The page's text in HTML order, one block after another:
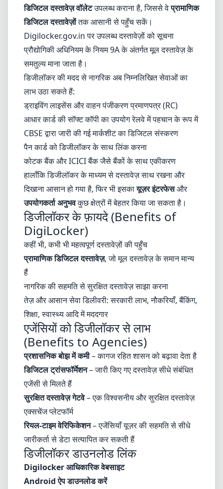
डिजिटल दस्तावेज़ वॉलेटउपलब्ध कराना है, जिससे वेप्रामाणिक
डिजिटल दस्तावेज़ोंतक आसानी से पहुँच सकें।
Digilocker.gov.inपर उपलब्ध दस्तावेज़ों को सूचना
प्रौद्योगिकी अधिनियम के नियम 9A के अंतर्गत मूल दस्तावेज़ के
समतुल्य माना जाता है।
डिजीलॉकर की मदद से नागरिक अब निम्नलिखित सेवाओं का
लाभ उठा सकते हैं:
ड्राइविंग लाइसेंस और वाहन पंजीकरण प्रमाणपत्र (RC)
आधार कार्ड की सॉफ्ट कॉपी का उपयोग रेलवे में पहचान के रूप में
CBSE द्वारा जारी की गई मार्कशीट का डिजिटल संस्करण
पैन कार्ड को डिजीलॉकर के साथ लिंक करना
कोटक बैंक और ICICI बैंक जैसे बैंकों के साथ एकीकरण
हालाँकि डिजीलॉकर के माध्यम से दस्तावेज़ साथ रखना और
दिखाना आसान हो गया है, फिर भी इसकायूज़र इंटरफेसऔर
उपयोगकर्ता अनुभवकुछ क्षेत्रों में बेहतर किया जा सकता है।
डिजीलॉकर के फ़ायदे (Benefits of
DigiLocker)
कहीं भी, कभी भी महत्वपूर्ण दस्तावेज़ों की पहुँच
प्रामाणिक डिजिटल दस्तावेज़, जो मूल दस्तावेज़ के समान मान्य
हैं
नागरिक की सहमति से सुरक्षित दस्तावेज़ साझा करना
तेज़ और आसान सेवा डिलीवरी: सरकारी लाभ, नौकरियाँ, बैंकिंग,
शिक्षा, स्वास्थ्य आदि में मददगार
एजेंसियों को डिजीलॉकर से लाभ
(Benefits to Agencies)
प्रशासनिक बोझ में कमी– कागज रहित शासन को बढ़ावा देता है
डिजिटल ट्रांसफॉर्मेशन– जारी किए गए दस्तावेज़ सीधे संबंधित
एजेंसी से मिलते हैं
सुरक्षित दस्तावेज़ गेटवे– एक विश्वसनीय और सुरक्षित दस्तावेज़
एक्सचेंज प्लेटफॉर्म
रियल-टाइम वेरिफिकेशन– एजेंसियाँ यूज़र की सहमति से सीधे
जारीकर्ता से डेटा सत्यापित कर सकती हैं
डिजीलॉकर डाउनलोड लिंक
Digilocker आधिकारिक वेबसाइट
Android ऐप डाउनलोड करें